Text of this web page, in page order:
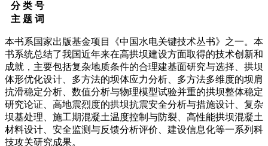
分 类 号
主 题 词
本书系国家出版基金项目《中国水电关键技术丛书》之一。本
书系统总结了我国近年来在高拱坝建设方面取得的技术创新和
成就，主要包括复杂地质条件的合理建基面研究与选择、拱坝
体形优化设计、多方法的坝体应力分析、多方法多维度的坝肩
抗滑稳定分析、数值分析与物理模型试验并重的拱坝整体稳定
研究论证、高地震烈度的拱坝抗震安全分析与措施设计、复杂
坝基处理、施工期混凝土温度控制与防裂、高性能拱坝混凝土
材料设计、安全监测与反馈分析评价、建设信息化等一系列科
技攻关研究成果。